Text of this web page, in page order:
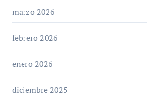
marzo 2026
febrero 2026
enero 2026
diciembre 2025